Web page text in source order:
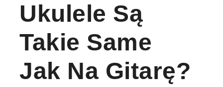
Ukulele Są
Takie Same
Jak Na Gitarę?